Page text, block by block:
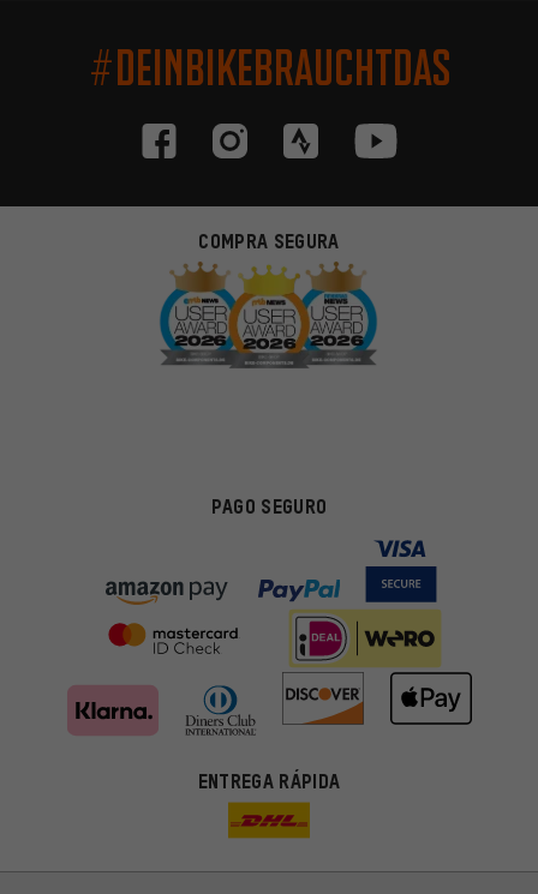
#DEINBIKEBRAUCHTDAS
COMPRA SEGURA
PAGO SEGURO
ENTREGA RÁPIDA